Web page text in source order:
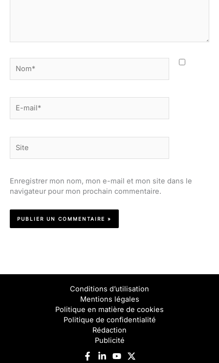
mail*
Enregistrer mon nom, mon e-mail et mon site dans le
navigateur pour mon prochain commentaire.
Conditions d’utilisation
Mentions légales
Politique en matière de cookies
Politique de confidentialité
Rédaction
Publicité